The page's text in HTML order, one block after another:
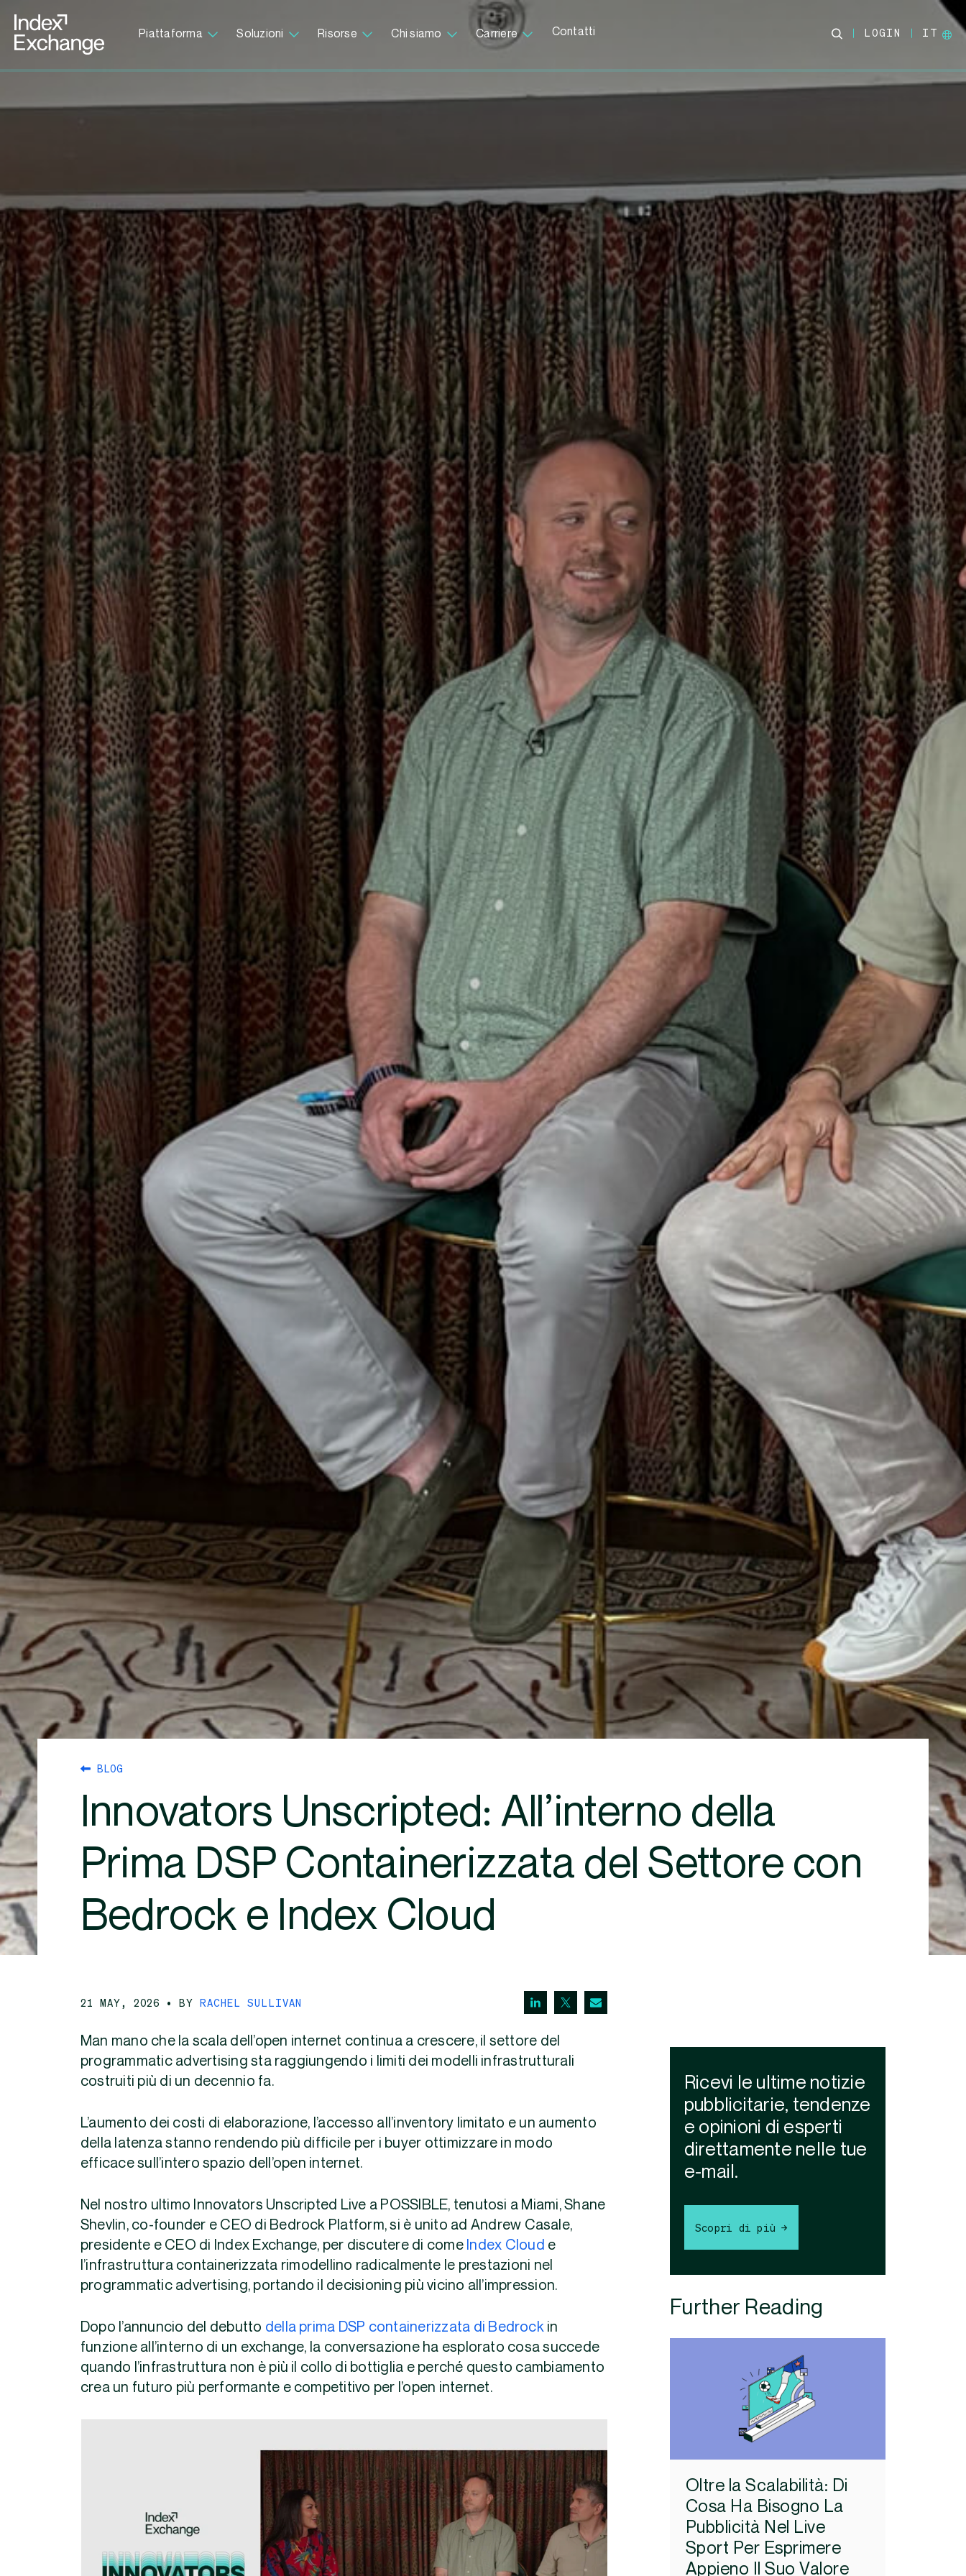
Index Exchange Home page
Piattaforma Soluzioni Risorse Chi siamo Carriere Contatti LOGIN IT
BLOG
Innovators Unscripted: All’interno della
Prima DSP Containerizzata del Settore con
Bedrock e Index Cloud
21 MAY, 2026 • BYRACHEL SULLIVAN
Man mano che la scala dell’open internet continua a crescere, il settore del
programmatic advertising sta raggiungendo i limiti dei modelli infrastrutturali
costruiti più di un decennio fa.
L’aumento dei costi di elaborazione, l’accesso all’inventory limitato e un aumento
della latenza stanno rendendo più difficile per i buyer ottimizzare in modo
efficace sull’intero spazio dell’open internet.
Nel nostro ultimo Innovators Unscripted Live a POSSIBLE, tenutosi a Miami, Shane
Shevlin, co-founder e CEO di Bedrock Platform, si è unito ad Andrew Casale,
presidente e CEO di Index Exchange, per discutere di come Index Cloud e
l’infrastruttura containerizzata rimodellino radicalmente le prestazioni nel
programmatic advertising, portando il decisioning più vicino all’impression.
Dopo l’annuncio del debutto della prima DSP containerizzata di Bedrockin
funzione all’interno di un exchange, la conversazione ha esplorato cosa succede
quando l’infrastruttura non è più il collo di bottiglia e perché questo cambiamento
crea un futuro più performante e competitivo per l’open internet.
Ricevi le ultime notizie
pubblicitarie, tendenze
e opinioni di esperti
direttamente nelle tue
e-mail.
Scopri di più →
Further Reading
Oltre la Scalabilità: Di
Cosa Ha Bisogno La
Pubblicità Nel Live
Sport Per Esprimere
Appieno Il Suo Valore